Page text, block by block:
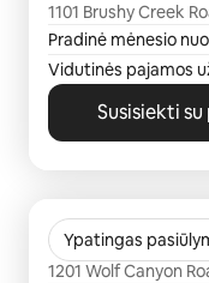
1101 Brushy Creek
Pradinė mėnesio
Vidutinės pajamos
Susisiekti
Ypatingas
Citizen House
1201 Wolf Canyon